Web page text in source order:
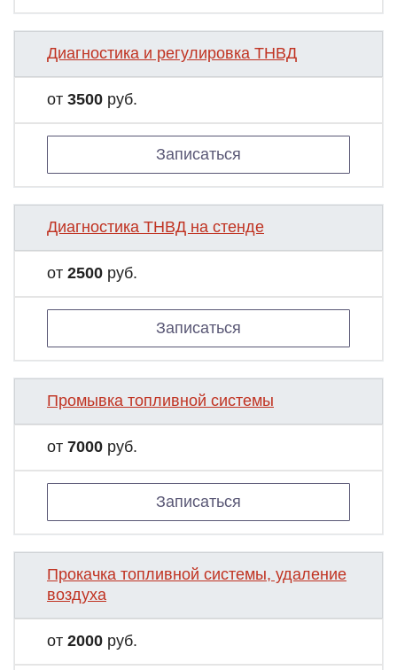
Диагностика и регулировка ТНВД
от 3500 руб.
Записаться
Диагностика ТНВД на стенде
от 2500 руб.
Записаться
Промывка топливной системы
от 7000 руб.
Записаться
Прокачка топливной системы, удаление
воздуха
от 2000 руб.